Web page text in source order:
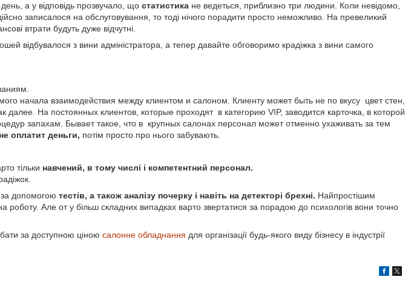
а у відповідь прозвучало, що статистика не ведеться, приблизно три людини. Коли невідомо,
дійсно записалося на обслуговування, то тоді нічого порадити просто неможливо. На превеликий
втрати будуть дуже відчутні.
відбувалося з вини адміністратора, а тепер давайте обговоримо крадіжка з вини самого
начала взаимодействия между клиентом и салоном. Клиенту может быть не по вкусу цвет стен,
На постоянных клиентов, которые проходят в категорию VIP, заводится карточка, в которой
запахам. Бывает такое, что в крупных салонах персонал может отменно ухаживать за тем
оплатит деньги, потім просто про нього забувають.
тільки навчений, в тому числі і компетентний персонал.
за допомогою тестів, а також аналізу почерку і навіть на детекторі брехні. Найпростішим
Але от у більш складних випадках варто звертатися за порадою до психологів вони точно
за доступною ціною салонне обладнання для організації будь-якого виду бізнесу в індустрії